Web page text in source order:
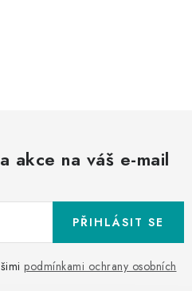
akce na váš e-mail
podmínkami ochrany osobních
PŘIHLÁSIT SE